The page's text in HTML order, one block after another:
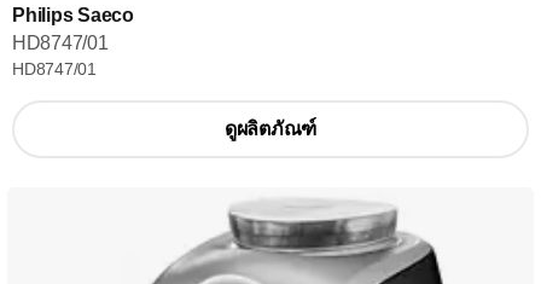
Philips Saeco
HD8747/01
HD8747/01
ดูผลิตภัณฑ์